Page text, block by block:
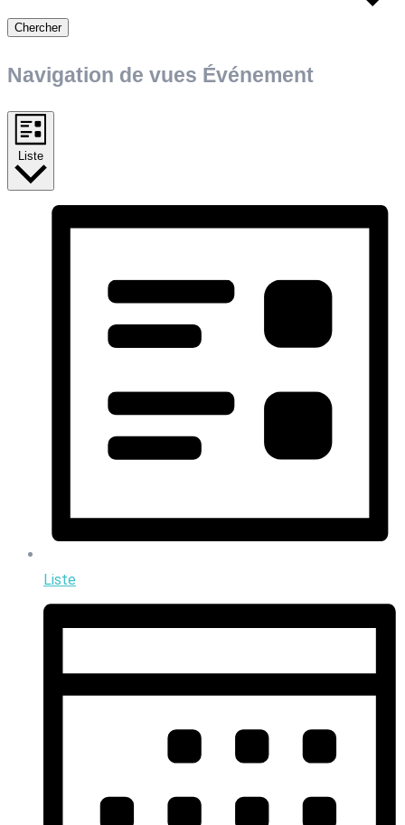
Chercher
Navigation de vues Événement
Liste
Liste